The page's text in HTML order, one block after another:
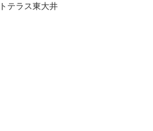
テラス東大井